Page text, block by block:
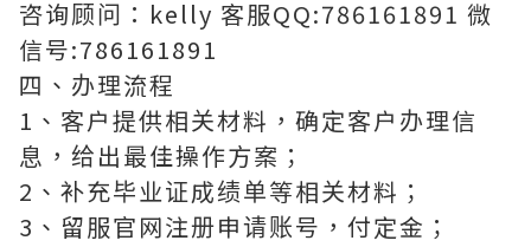
咨询顾问：kelly 客服QQ:786161891 微
信号:786161891
四、办理流程
1、客户提供相关材料，确定客户办理信
息，给出最佳操作方案；
2、补充毕业证成绩单等相关材料；
3、留服官网注册申请账号，付定金；